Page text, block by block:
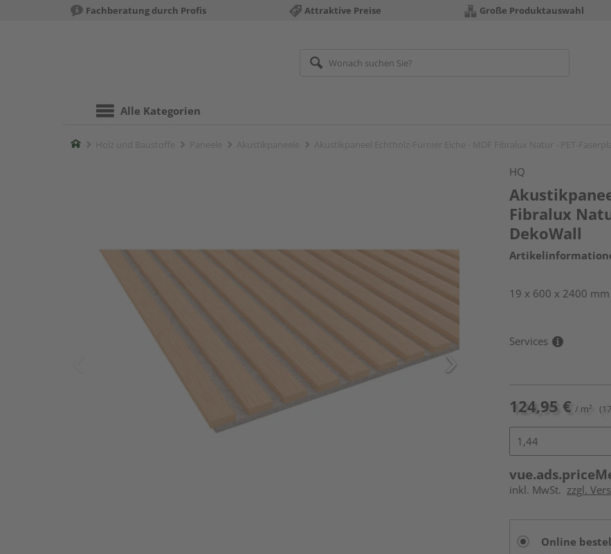
Fachberatung durch Profis Attraktive Preise Große Produktauswahl
Alle Kategorien
Home
HQ
Fibralux
DekoWall
19 x 600 x 2400 mm
Services
124,95 € / m²
inkl. MwSt. zzgl.
Online